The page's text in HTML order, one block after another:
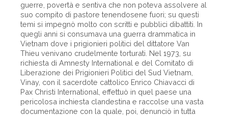
guerre, povertà e sentiva che non poteva assolvere al
suo compito di pastore tenendosene fuori; su questi
temi si impegnò molto con scritti e pubblici dibattiti. In
quegli anni si consumava una guerra drammatica in
Vietnam dove i prigionieri politici del dittatore Van
Thieu venivano crudelmente torturati. Nel 1973, su
richiesta di Amnesty International e del Comitato di
Liberazione dei Prigionieri Politici del Sud Vietnam,
Vinay, con il sacerdote cattolico Enrico Chiavacci di
Pax Christi International, effettuò in quel paese una
pericolosa inchiesta clandestina e raccolse una vasta
documentazione con la quale, poi, denunciò in tutta